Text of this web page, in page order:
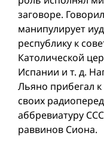
заговоре.
манипулирует
республику к
Католической
Испании и т. д.
Льяно прибегал
своих
аббревиатуру
раввинов Сиона.